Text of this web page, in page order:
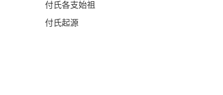
付氏各支始祖
付氏起源